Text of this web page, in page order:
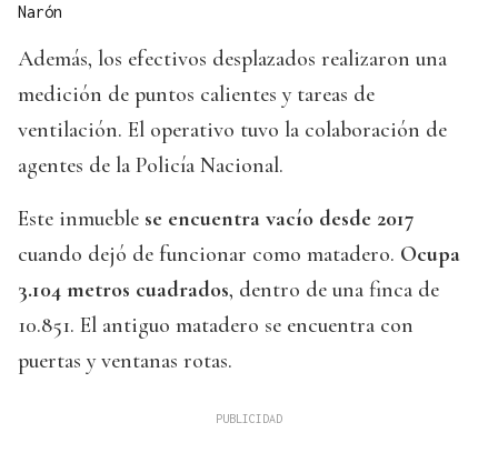
Narón
Además, los efectivos desplazados realizaron una
medición de puntos calientes y tareas de
ventilación. El operativo tuvo la colaboración de
agentes de la Policía Nacional.
Este inmueble se encuentra vacío desde 2017
cuando dejó de funcionar como matadero. Ocupa
3.104 metros cuadrados, dentro de una finca de
10.851. El antiguo matadero se encuentra con
puertas y ventanas rotas.